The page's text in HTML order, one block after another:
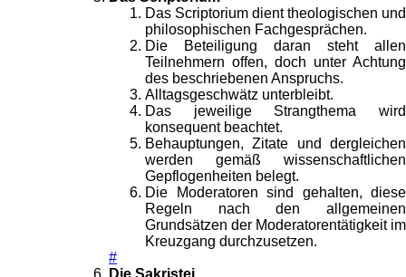
Das Scriptorium dient theologischen und
philosophischen Fachgesprächen.
Die Beteiligung daran steht allen
Teilnehmern offen, doch unter Achtung
des beschriebenen Anspruchs.
Alltagsgeschwätz unterbleibt.
Das jeweilige Strangthema wird
konsequent beachtet.
Behauptungen, Zitate und dergleichen
werden gemäß wissenschaftlichen
Gepflogenheiten belegt.
Die Moderatoren sind gehalten, diese
Regeln nach den allgemeinen
Grundsätzen der Moderatorentätigkeit im
Kreuzgang durchzusetzen.
#